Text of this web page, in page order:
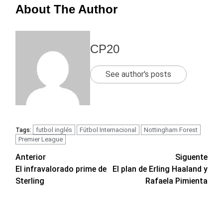
About The Author
CP20
See author's posts
Tags: futbol inglés Fútbol Internacional
Nottingham Forest
Premier League
Navegación
de
Anterior
El infravalorado prime de
Sterling
Siguente
El plan de Erling Haaland y
Rafaela Pimienta